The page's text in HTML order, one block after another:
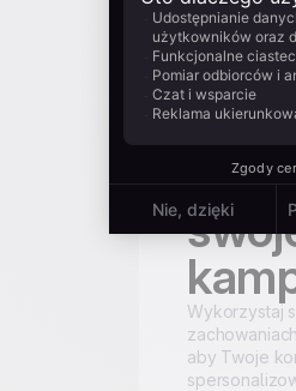
Wykorzystaj
aby Twoje